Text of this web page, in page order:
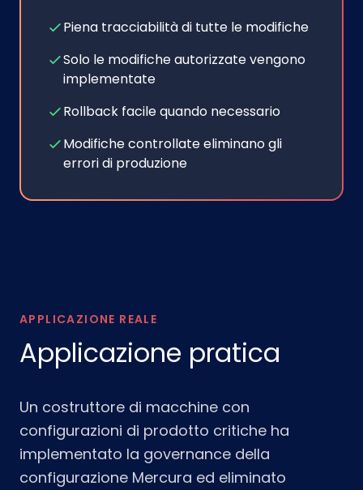
Piena tracciabilità di tutte le modifiche
Solo le modifiche autorizzate vengono
implementate
Rollback facile quando necessario
Modifiche controllate eliminano gli
errori di produzione
APPLICAZIONE REALE
Applicazione pratica
Un costruttore di macchine con
configurazioni di prodotto critiche ha
implementato la governance della
configurazione Mercura ed eliminato